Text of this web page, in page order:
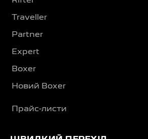
Traveller
Partner
Expert
Boxer
Новий Boxer
Прайс-листи